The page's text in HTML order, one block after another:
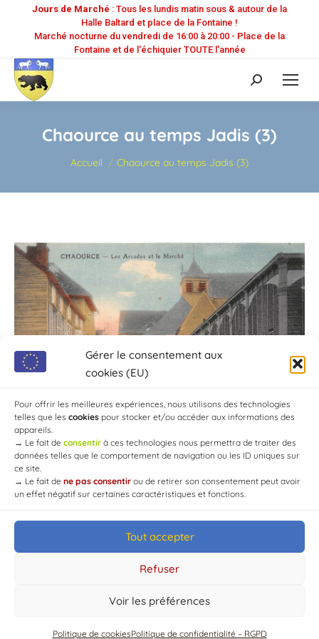
Gérer le consentement aux
cookies (EU)
Pour offrir les meilleures expériences, nous utilisons des technologies
telles que les cookies pour stocker et/ou accéder aux informations des
appareils.
→ Le fait de consentir à ces technologies nous permettra de traiter des
données telles que le comportement de navigation ou les ID uniques sur
ce site.
→ Le fait de ne pas consentir ou de retirer son consentement peut avoir
un effet négatif sur certaines caractéristiques et fonctions.
Tout accepter
Refuser
Voir les préférences
Politique de cookiesPolitique de confidentialité – RGPD
Jours de Marché : Tous les lundis matin sous & autour de la
Halle Baltard et place de la Fontaine !
Marché nocturne du vendredi de 16:00 à 20:00 - Place de la
Fontaine et de l'échiquier TOUTE l'année
Recherche
:
Chaource au temps Jadis (3)
Vous êtes ici :
Accueil Chaource au temps Jadis (3)
© Mairie de Chaource [2004-2024] | Tous droits réservés.
Developed byWEB3-DESIGN